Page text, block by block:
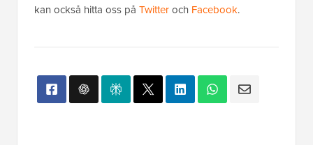
kan också hitta oss på Twitteroch Facebook.